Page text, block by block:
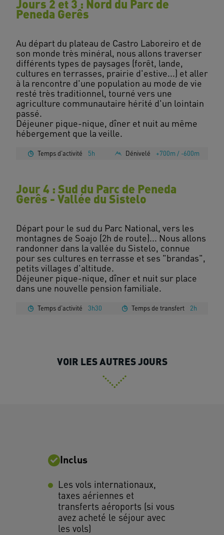
Jours 2 et 3 : Nord du Parc de
Peneda Gerês
Au départ du plateau de Castro Laboreiro et de
son monde très minéral, nous allons traverser
différents types de paysages (forêt, lande,
cultures en terrasses, prairie d'estive...) et aller
à la rencontre d'une population au mode de vie
resté très traditionnel, tourné vers une
agriculture communautaire hérité d'un lointain
passé.
Déjeuner pique-nique, dîner et nuit au même
Temps d'activité 5h Dénivelé +700m / -600m
Jour 4 : Sud du Parc de Peneda
Gerês - Vallée du Sistelo
Départ pour le sud du Parc National, vers les
montagnes de Soajo (2h de route)... Nous allons
randonner dans la vallée du Sistelo, connue
pour ses cultures en terrasse et ses "brandas",
petits villages d'altitude.
Déjeuner pique-nique, dîner et nuit sur place
Temps d'activité 3h30 Temps de transfert 2h
VOIR LES AUTRES JOURS
Inclus
Les vols internationaux,
taxes aériennes et
transferts aéroports (si vous
avez acheté le séjour avec
les vols)